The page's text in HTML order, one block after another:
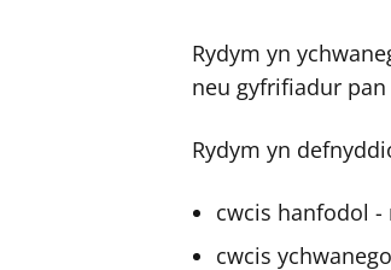
Rydym yn
neu gyfrifiadur
Rydym yn
cwcis hanfodol
cwcis